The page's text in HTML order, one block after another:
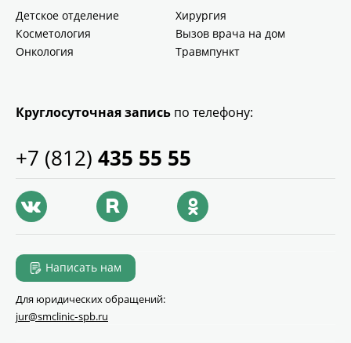
Детское отделение
Хирургия
Косметология
Вызов врача на дом
Онкология
Травмпункт
Круглосуточная запись по телефону:
+7 (812) 435 55 55
Написать нам
Для юридических обращений:
jur@smclinic‑spb.ru